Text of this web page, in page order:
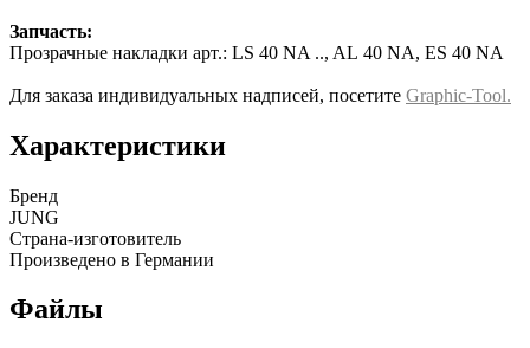
Запчасть:
Прозрачные накладки арт.: LS 40 NA .., AL 40 NA, ES 40 NA
Для заказа индивидуальных надписей, посетите Graphic-Tool.
Характеристики
Бренд
JUNG
Страна-изготовитель
Произведено в Германии
Файлы